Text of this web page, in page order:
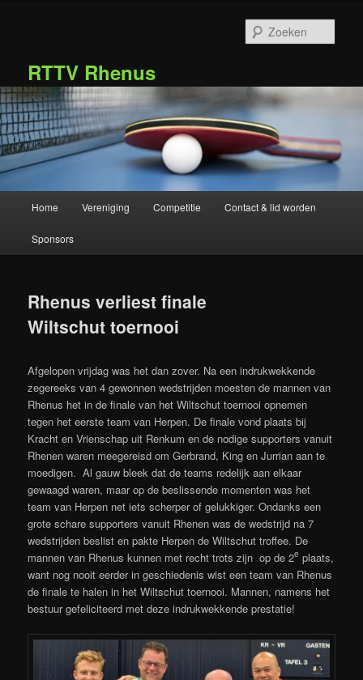
inhoud
inhoudRTTV Rhenus
Home Vereniging Competitie Contact & lid worden
Sponsors
Rhenus verliest finale
Wiltschut toernooi
Afgelopen vrijdag was het dan zover. Na een indrukwekkende
zegereeks van 4 gewonnen wedstrijden moesten de mannen van
Rhenus het in de finale van het Wiltschut toernooi opnemen
tegen het eerste team van Herpen. De finale vond plaats bij
Kracht en Vrienschap uit Renkum en de nodige supporters vanuit
Rhenen waren meegereisd om Gerbrand, King en Jurrian aan te
moedigen. Al gauw bleek dat de teams redelijk aan elkaar
gewaagd waren, maar op de beslissende momenten was het
team van Herpen net iets scherper of gelukkiger. Ondanks een
grote schare supporters vanuit Rhenen was de wedstrijd na 7
wedstrijden beslist en pakte Herpen de Wiltschut troffee. De
mannen van Rhenus kunnen met recht trots zijn op de 2e plaats,
want nog nooit eerder in geschiedenis wist een team van Rhenus
de finale te halen in het Wiltschut toernooi. Mannen, namens het
bestuur gefeliciteerd met deze indrukwekkende prestatie!